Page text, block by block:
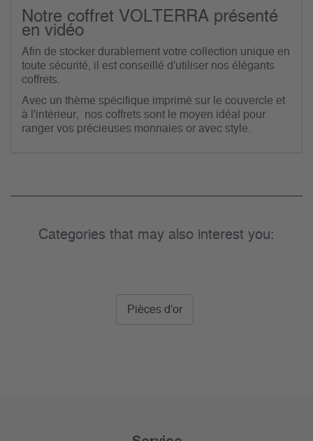
Notre coffret VOLTERRA présenté
en vidéo
Afin de stocker durablement votre collection unique en
toute sécurité, il est conseillé d'utiliser nos élégants
coffrets.
Avec un thème spécifique imprimé sur le couvercle et
à l'intérieur, nos coffrets sont le moyen idéal pour
ranger vos précieuses monnaies or avec style.
Categories that may also interest you:
Pièces d'or